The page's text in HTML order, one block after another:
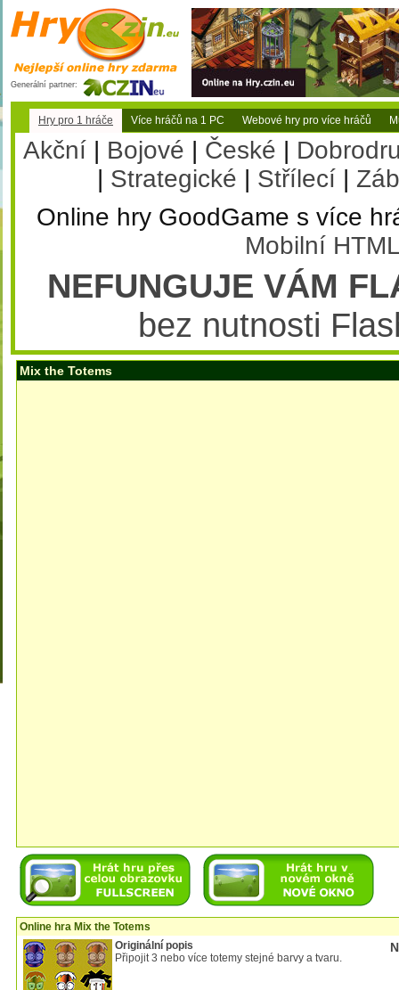
Generální partner:
Hry pro 1 hráče Více hráčů na 1 PC Webové hry pro více hráčů
Akční | Bojové | České |
| Strategické | Střílecí |
Online hry GoodGame s více
Mobilní
NEFUNGUJE VÁM
bez nutnosti
Mix the Totems
Online hra Mix the Totems
Originální popis
Připojit 3 nebo více totemy stejné barvy a tvaru.